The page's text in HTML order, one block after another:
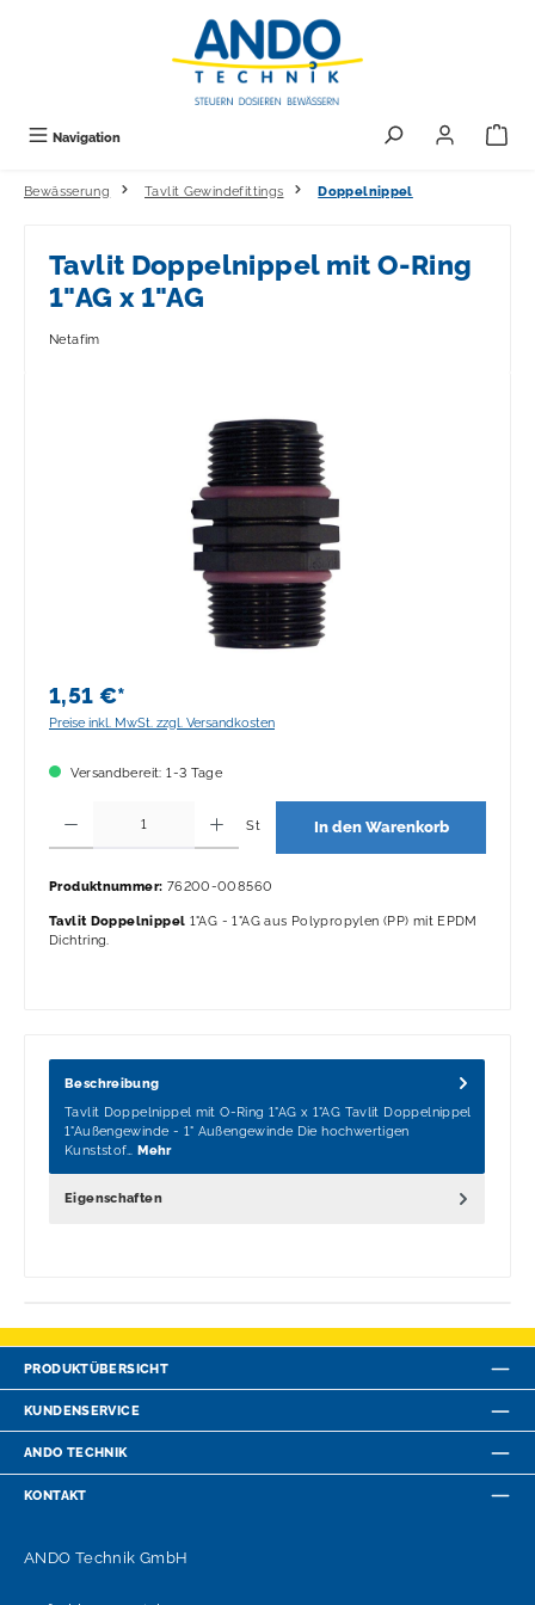
Navigation
Bewässerung Tavlit Gewindefittings Doppelnippel
Tavlit Doppelnippel mit O-Ring
1"AG x 1"AG
Netafim
1,51 €*
Preise inkl. MwSt. zzgl. Versandkosten
Versandbereit: 1-3 Tage
St In den Warenkorb
Produktnummer: 76200-008560
Tavlit Doppelnippel 1"AG - 1"AG aus Polypropylen (PP) mit EPDM
Dichtring.
Beschreibung
Tavlit Doppelnippel mit O-Ring 1"AG x 1"AG Tavlit Doppelnippel
1"Außengewinde - 1" Außengewinde Die hochwertigen
Kunststof…Mehr
Eigenschaften
PRODUKTÜBERSICHT
KUNDENSERVICE
ANDO TECHNIK
KONTAKT
ANDO Technik GmbH